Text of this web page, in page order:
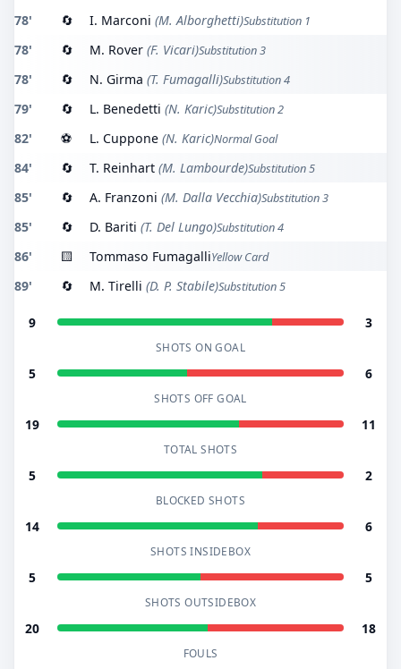
78' 🔄 I. Marconi (M. Alborghetti)Substitution 1
78' 🔄 M. Rover (F. Vicari)Substitution 3
78' 🔄 N. Girma (T. Fumagalli)Substitution 4
79' 🔄 L. Benedetti (N. Karic)Substitution 2
82' ⚽ L. Cuppone (N. Karic)Normal Goal
84' 🔄 T. Reinhart (M. Lambourde)Substitution 5
85' 🔄 A. Franzoni (M. Dalla Vecchia)Substitution 3
85' 🔄 D. Bariti (T. Del Lungo)Substitution 4
86' 🟨 Tommaso FumagalliYellow Card
89' 🔄 M. Tirelli (D. P. Stabile)Substitution 5
9 3
SHOTS ON GOAL
5 6
SHOTS OFF GOAL
19 11
TOTAL SHOTS
5 2
BLOCKED SHOTS
14 6
SHOTS INSIDEBOX
5 5
SHOTS OUTSIDEBOX
20 18
FOULS